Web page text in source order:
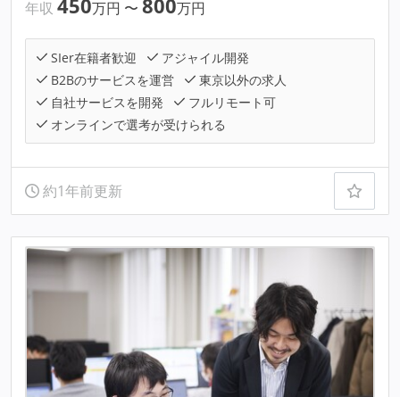
年収
万円 〜 万円
SIer在籍者歓迎
アジャイル開発
B2Bのサービスを運営
東京以外の求人
自社サービスを開発
フルリモート可
オンラインで選考が受けられる
約1年前更新